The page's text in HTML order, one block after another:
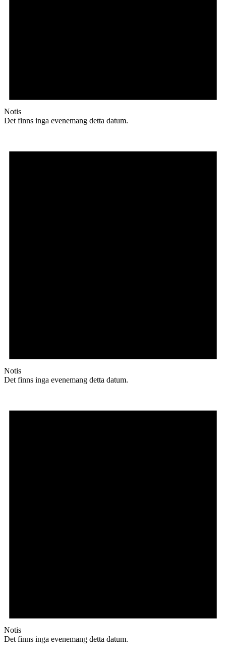
Notis
Det finns inga evenemang detta datum.
Notis
Det finns inga evenemang detta datum.
Notis
Det finns inga evenemang detta datum.